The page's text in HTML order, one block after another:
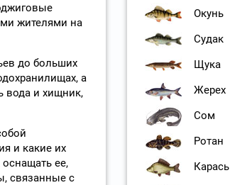
жителями на
до больших
а
вода и хищник,
и какие их
ее,
связанные с
Окунь
Судак
Щука
Жерех
Сом
Ротан
Карась